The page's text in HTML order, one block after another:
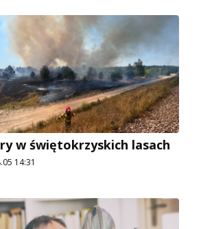
w świętokrzyskich lasach
14:31